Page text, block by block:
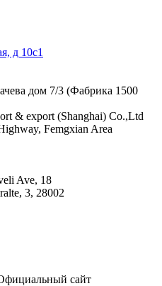
д 10с1
дом 7/3 (Фабрика 1500
& export (Shanghai) Co.,Ltd
Femgxian Area
Ave, 18
3, 28002
сайт